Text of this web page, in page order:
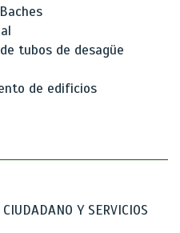
tubos de desagüe
de edificios
Y SERVICIOS